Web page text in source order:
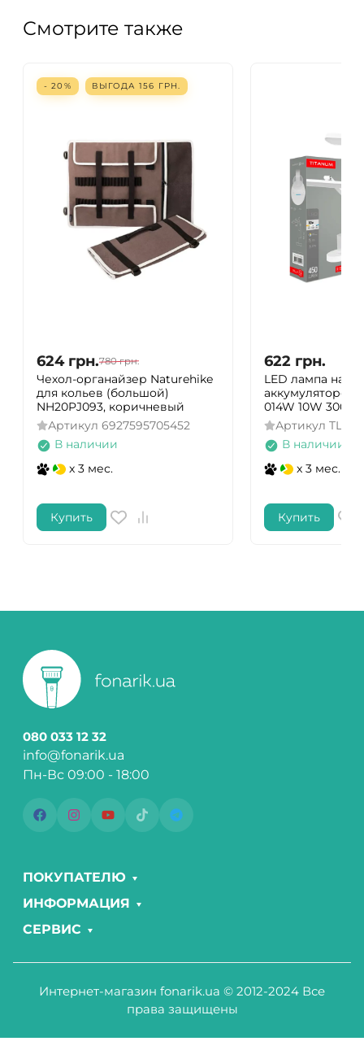
Смотрите также
- 20% ВЫГОДА 156 ГРН.
624 грн.780 грн.
Чехол-органайзер Naturehike
для кольев (большой)
NH20PJ093, коричневый
Артикул 6927595705452
В наличии
x 3 мес.
Купить
622 грн.
LED лампа
аккумулятором
014W 10W 3000-
Артикул TLTF-
В наличии
x 3 мес.
Купить
080 033 12 32
info@fonarik.ua
Пн-Вс 09:00 - 18:00
ПОКУПАТЕЛЮ
ИНФОРМАЦИЯ
СЕРВИС
Интернет-магазин fonarik.ua © 2012-2024 Все
права защищены